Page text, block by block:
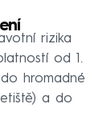
rizika
od 1.
hromadné
a do